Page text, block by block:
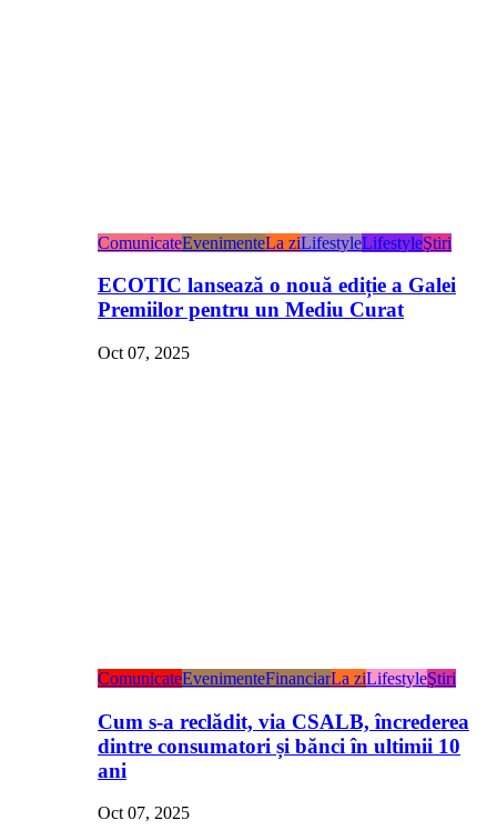
ComunicateEvenimenteLa ziLifestyleLifestyleŞtiri
ECOTIC lansează o nouă ediție a Galei
Premiilor pentru un Mediu Curat
Oct 07, 2025
ComunicateEvenimenteFinanciarLa ziLifestyleŞtiri
Cum s-a reclădit, via CSALB, încrederea
dintre consumatori și bănci în ultimii 10
ani
Oct 07, 2025